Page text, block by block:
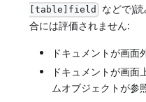
[table]field などで)読
合には評価されません:
ドキュメントが画面
ドキュメントが画面
ムオブジェクトが参